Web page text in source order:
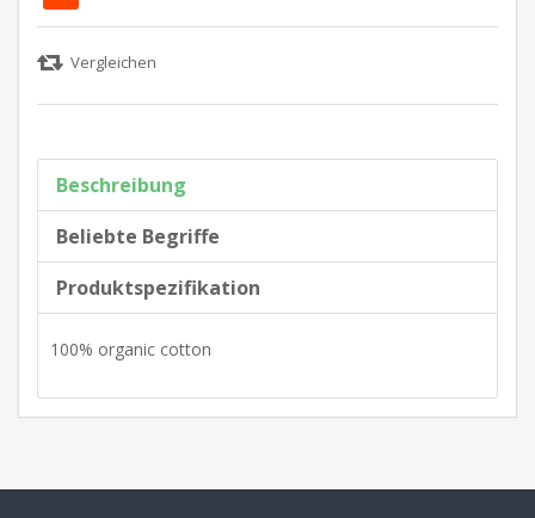
Beschreibung
Beliebte Begriffe
Produktspezifikation
100% organic cotton